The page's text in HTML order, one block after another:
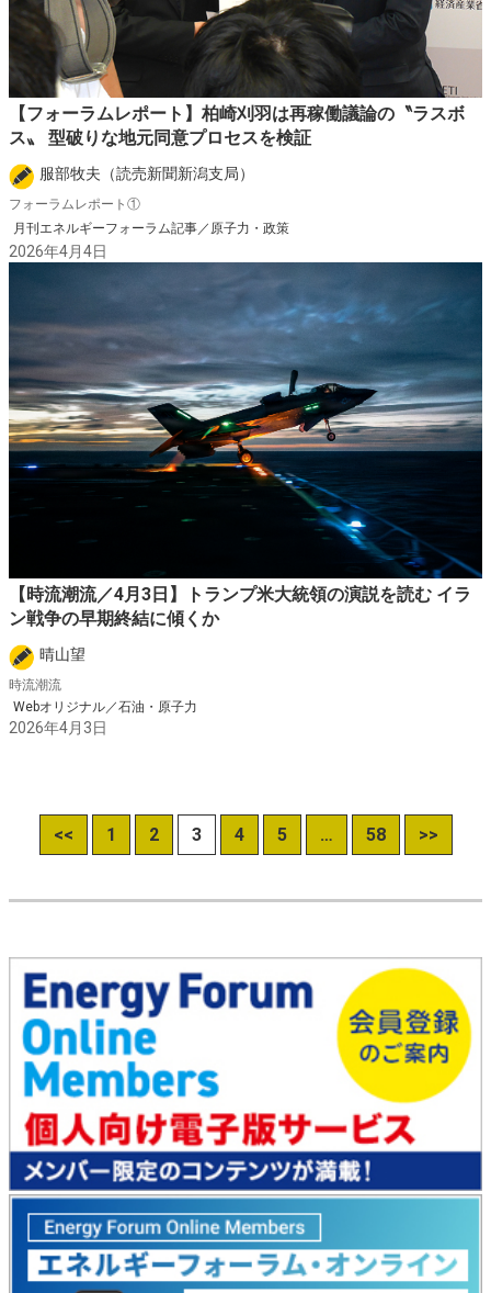
【フォーラムレポート】柏崎刈羽は再稼働議論の〝ラスボ
ス〟 型破りな地元同意プロセスを検証
服部牧夫（読売新聞新潟支局）
フォーラムレポート①
月刊エネルギーフォーラム記事／原子力・政策
2026年4月4日
【時流潮流／4月3日】トランプ米大統領の演説を読む イラ
ン戦争の早期終結に傾くか
晴山望
時流潮流
Webオリジナル／石油・原子力
2026年4月3日
<< 1 2 3 4 5 … 58 >>